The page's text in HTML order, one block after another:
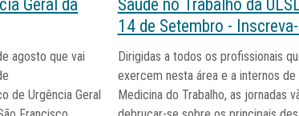
Geral da
agosto que vai
de Urgência Geral
Saúde no Trabalho da
14 de Setembro -
Dirigidas a todos os profissionais
exercem nesta área e a internos de
Medicina do Trabalho, as jornadas